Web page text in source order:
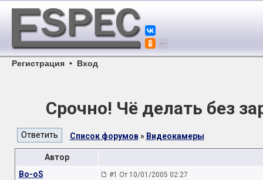
Регистрация • Вход
Срочно! Чё делать без
Список форумов» Видеокамеры
Автор
Bo-oS
#1 От 10/01/2005 02:27